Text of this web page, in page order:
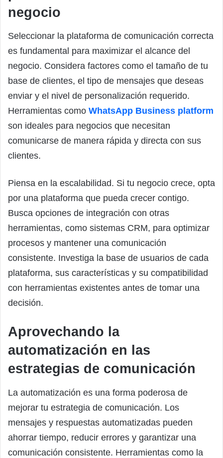
negocio
Seleccionar la plataforma de comunicación correcta
es fundamental para maximizar el alcance del
negocio. Considera factores como el tamaño de tu
base de clientes, el tipo de mensajes que deseas
enviar y el nivel de personalización requerido.
Herramientas como WhatsApp Business platform
son ideales para negocios que necesitan
comunicarse de manera rápida y directa con sus
clientes.
Piensa en la escalabilidad. Si tu negocio crece, opta
por una plataforma que pueda crecer contigo.
Busca opciones de integración con otras
herramientas, como sistemas CRM, para optimizar
procesos y mantener una comunicación
consistente. Investiga la base de usuarios de cada
plataforma, sus características y su compatibilidad
con herramientas existentes antes de tomar una
decisión.
Aprovechando la
automatización en las
estrategias de comunicación
La automatización es una forma poderosa de
mejorar tu estrategia de comunicación. Los
mensajes y respuestas automatizadas pueden
ahorrar tiempo, reducir errores y garantizar una
comunicación consistente. Herramientas como la